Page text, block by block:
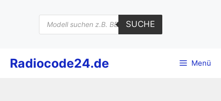
Products
search
SUCHE
Radiocode24.de Menü